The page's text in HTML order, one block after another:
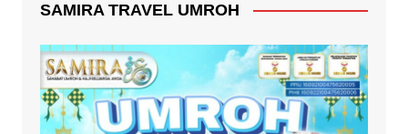
SAMIRA TRAVEL UMROH